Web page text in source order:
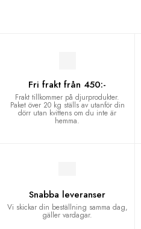
Fri frakt från 450:-
Frakt tillkommer på djurprodukter.
Paket över 20 kg ställs av utanför din
dörr utan kvittens om du inte är
hemma.
Snabba leveranser
Vi skickar din beställning samma dag,
gäller vardagar.